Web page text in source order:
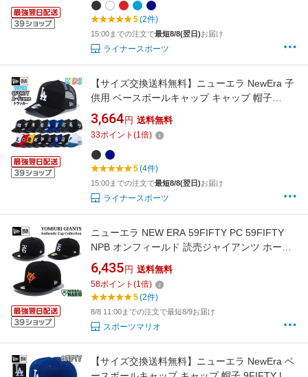
5(2件)
15:00までの注文で最短8/8(翌日)お届け
ライナースポーツ
【サイズ交換送料無料】ニューエラ NewEra 子
供用 ベースボールキャップ キャップ 帽子
Youth MLB NPB 9FORTY A-Frame トラッカー
アジャスタブル メッシュキャップ 正規品 Y-
9FORTY-AT
3,664 円 送料無料
33ポイント (1倍)
5(4件)
15:00までの注文で最短8/8(翌日)お届け
ライナースポーツ
ニューエラ NEW ERA 59FIFTY PC 59FIFTY
NPB オンフィールド 読売ジャイアンツ ホーム
ビジター 巨人軍 日本プロ野球 球団オフィシャ
ルキャップ Fitted Cap 野球 帽子 スポーツ カジ
ュアル ファッション 野球観戦 14525193
14525194 14524597
6,435 円 送料無料
58ポイント (1倍)
5(2件)
8/8 11:00までの注文で最短8/9お届け
スポーツマリオ
【サイズ交換送料無料】ニューエラ NewEra ベ